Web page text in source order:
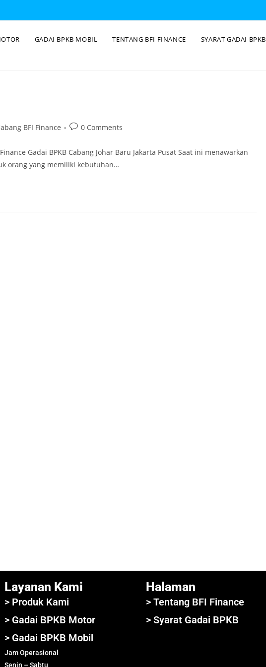
GADAI BPKB MOBIL TENTANG BFI FINANCE SYARAT GADAI BPKB
BFI Finance 0 Comments
Gadai BPKB Cabang Johar Baru Jakarta Pusat Saat ini menawarkan
orang yang memiliki kebutuhan…
Layanan Kami
> Produk Kami
> Gadai BPKB Motor
> Gadai BPKB Mobil
Jam Operasional
Senin – Sabtu
Halaman
> Tentang BFI Finance
> Syarat Gadai BPKB